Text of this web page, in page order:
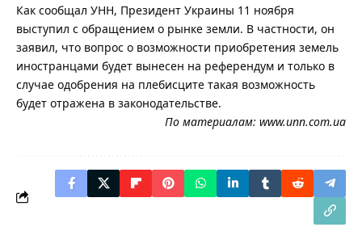
Как сообщал УНН, Президент Украины 11 ноября
выступил с обращением о рынке земли. В частности, он
заявил, что вопрос о возможности приобретения земель
иностранцами будет вынесен на референдум и только в
случае одобрения на плебисците такая возможность
будет отражена в законодательстве.
По материалам: www.unn.com.ua